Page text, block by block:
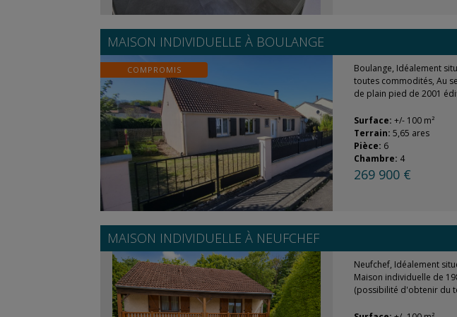
MAISON INDIVIDUELLE À BOULANGE
COMPROMIS
Boulange, Idéalement
toutes commodités, Au
de plain pied de 2001
Surface: +/- 100 m²
Terrain: 5,65 ares
Pièce: 6
Chambre: 4
269 900 €
MAISON INDIVIDUELLE À NEUFCHEF
Neufchef, Idéalement
Maison individuelle de
(possibilité d'obtenir du